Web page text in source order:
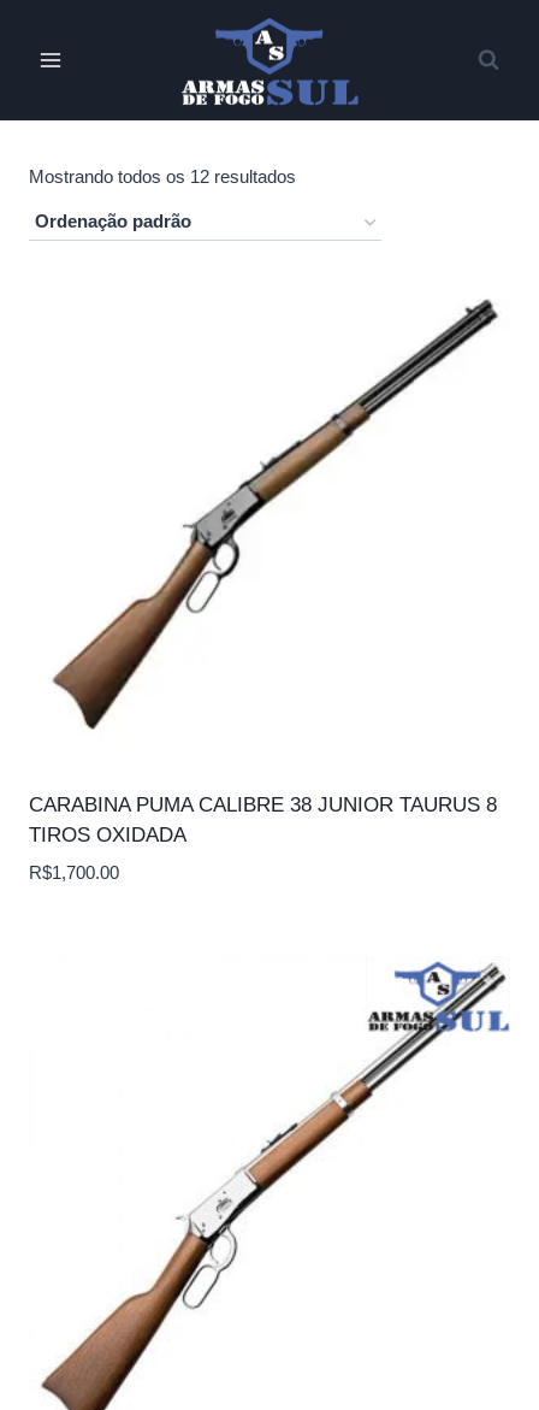
Mostrando todos os 12 resultados
CARABINA PUMA CALIBRE 38 JUNIOR TAURUS 8
TIROS OXIDADA
R$1,700.00